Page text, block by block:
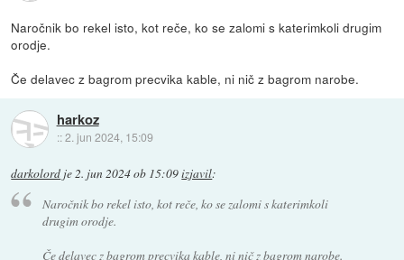
Naročnik bo rekel isto, kot reče, ko se zalomi s katerimkoli drugim
orodje.
Če delavec z bagrom precvika kable, ni nič z bagrom narobe.
harkoz
::2. jun 2024, 15:09
darkolord je2. jun 2024 ob 15:09izjavil:
Naročnik bo rekel isto, kot reče, ko se zalomi s katerimkoli
drugim orodje.
Če delavec z bagrom precvika kable, ni nič z bagrom narobe.